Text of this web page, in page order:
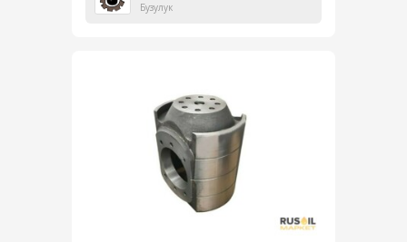
Бузулук